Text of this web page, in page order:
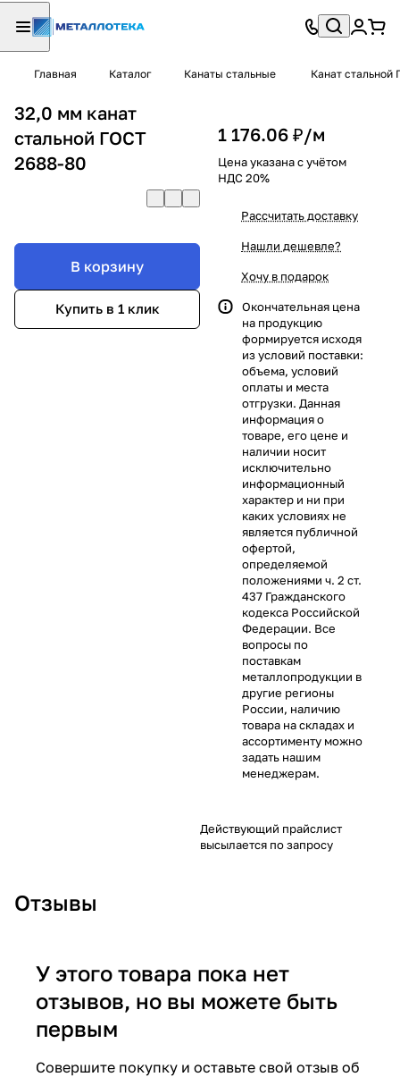
Главная Каталог Канаты стальные Канат стальной
32,0 мм канат
стальной ГОСТ
2688-80
В корзину
Купить в 1 клик
1 176.06 ₽/м
Цена указана с учётом
НДС 20%
Рассчитать доставку
Нашли дешевле?
Хочу в подарок
Окончательная цена
на продукцию
формируется исходя
из условий поставки:
объема, условий
оплаты и места
отгрузки. Данная
информация о
товаре, его цене и
наличии носит
исключительно
информационный
характер и ни при
каких условиях не
является публичной
офертой,
определяемой
положениями ч. 2 ст.
437 Гражданского
кодекса Российской
Федерации. Все
вопросы по
поставкам
металлопродукции в
другие регионы
России, наличию
товара на складах и
ассортименту можно
задать нашим
менеджерам.
Действующий прайслист
высылается по запросу
Отзывы
У этого товара пока нет
отзывов, но вы можете быть
первым
Совершите покупку и оставьте свой отзыв об